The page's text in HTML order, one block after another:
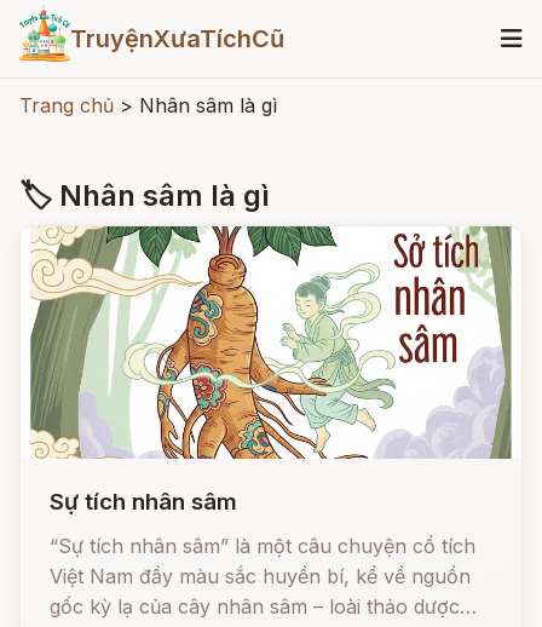
TruyệnXưaTíchCũ
Trang chủ > Nhân sâm là gì
🏷 Nhân sâm là gì
Sự tích nhân sâm
“Sự tích nhân sâm” là một câu chuyện cổ tích
Việt Nam đầy màu sắc huyền bí, kể về nguồn
gốc kỳ lạ của cây nhân sâm – loài thảo dược